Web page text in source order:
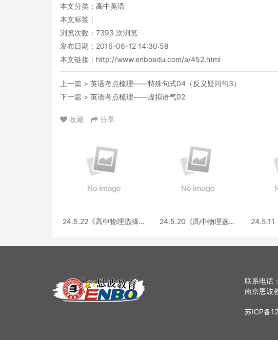
本文分类： 高中英语
本文标签：
浏览次数： 7393 次浏览
发布日期：2016-06-12 14:30:58
本文链接： http://www.enboedu.com/a/452.html
上一篇 > 英语考点梳理——特殊句式04（反义疑问句3）
下一篇 > 英语考点梳理——虚拟语气02
收藏 分享
24.5.22《高中物理选择性
24.5.20《高中物理选择
24.5.11
联系电话
南京恩波
苏ICP备